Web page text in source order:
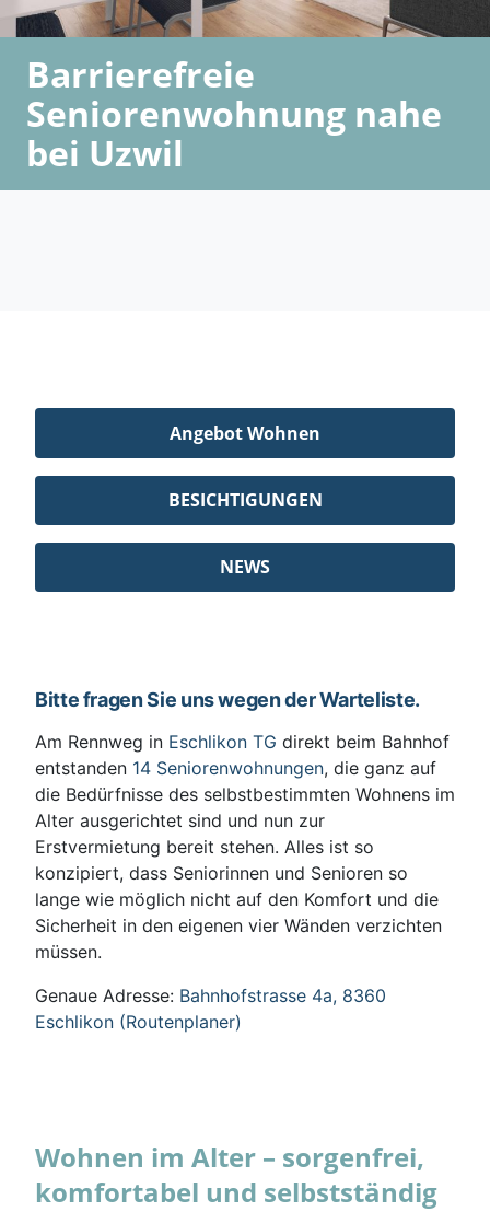
Barrierefreie
Seniorenwohnung nahe
bei Uzwil
Angebot Wohnen
BESICHTIGUNGEN
NEWS
Bitte fragen Sie uns wegen der Warteliste.
Am Rennweg in Eschlikon TG direkt beim Bahnhof
entstanden 14 Seniorenwohnungen, die ganz auf
die Bedürfnisse des selbstbestimmten Wohnens im
Alter ausgerichtet sind und nun zur
Erstvermietung bereit stehen. Alles ist so
konzipiert, dass Seniorinnen und Senioren so
lange wie möglich nicht auf den Komfort und die
Sicherheit in den eigenen vier Wänden verzichten
müssen.
Genaue Adresse: Bahnhofstrasse 4a, 8360
Eschlikon (Routenplaner)
Wohnen im Alter – sorgenfrei,
komfortabel und selbstständig